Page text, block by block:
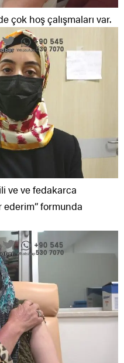
çok hoş çalışmaları var.
ve ve fedakarca
ederim” formunda